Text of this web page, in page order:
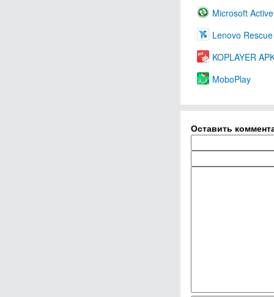
Microsoft
Lenovo
KOPLAYER
MoboPlay
Оставить